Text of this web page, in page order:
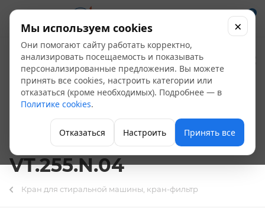
0
Кран для
стиральной машины
тройной
вентильный
1/2"х3/4"х1/2" Valtec
VT.255.N.04
Кран для стиральной машины, кран-фильтр
Мы используем cookies
Они помогают сайту работать корректно,
анализировать посещаемость и показывать
персонализированные предложения. Вы можете
принять все cookies, настроить категории или
отказаться (кроме необходимых). Подробнее — в
Политике cookies.
Отказаться Настроить Принять все
×